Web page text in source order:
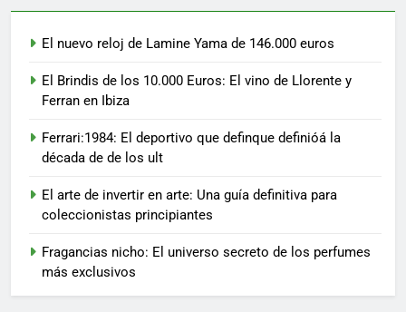
El nuevo reloj de Lamine Yama de 146.000 euros
El Brindis de los 10.000 Euros: El vino de Llorente y
Ferran en Ibiza
Ferrari:1984: El deportivo que definque definióá la
década de de los ult
El arte de invertir en arte: Una guía definitiva para
coleccionistas principiantes
Fragancias nicho: El universo secreto de los perfumes
más exclusivos